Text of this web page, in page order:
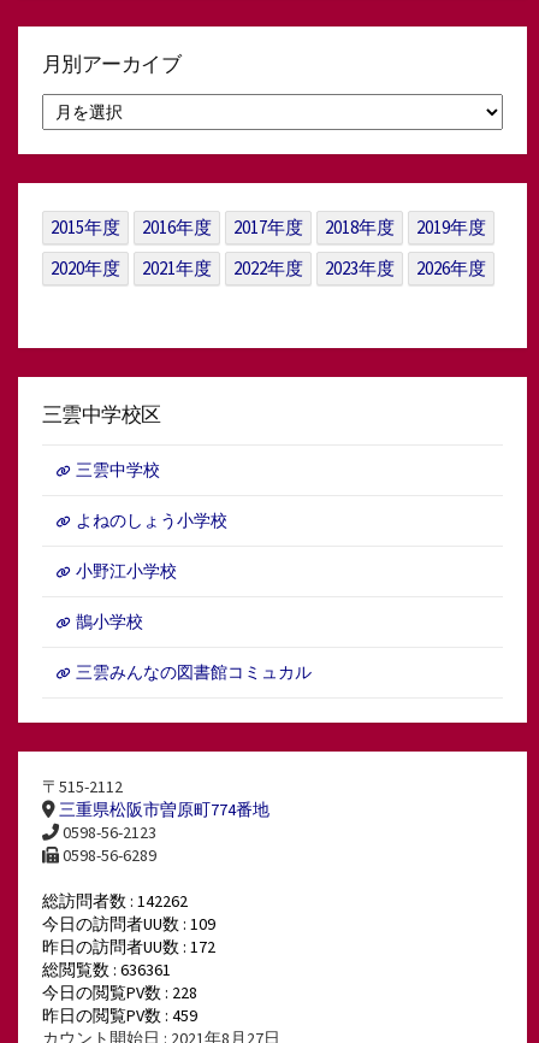
月別アーカイブ
別
ア
イ
ブ
2015年度 2016年度 2017年度 2018年度
2019年度
2020年度
2021年度 2022年度 2023年度 2026年度
三雲中学校区
三雲中学校
よねのしょう小学校
小野江小学校
鵲小学校
三雲みんなの図書館コミュカル
〒515-2112
三重県松阪市曽原町774番地
0598-56-2123
0598-56-6289
総訪問者数 : 142262
今日の訪問者UU数 : 109
昨日の訪問者UU数 : 172
総閲覧数 : 636361
今日の閲覧PV数 : 228
昨日の閲覧PV数 : 459
カウント開始日 : 2021年8月27日